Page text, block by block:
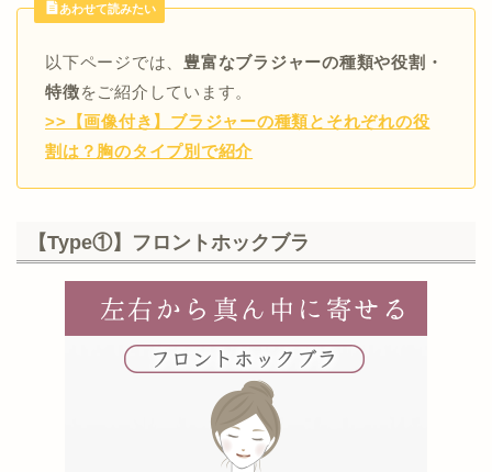
あわせて読みたい
以下ページでは、 豊富なブラジャーの種類や役割・
特徴をご紹介しています。
>>【画像付き】ブラジャーの種類とそれぞれの役
割は？胸のタイプ別で紹介
【Type①】フロントホックブラ